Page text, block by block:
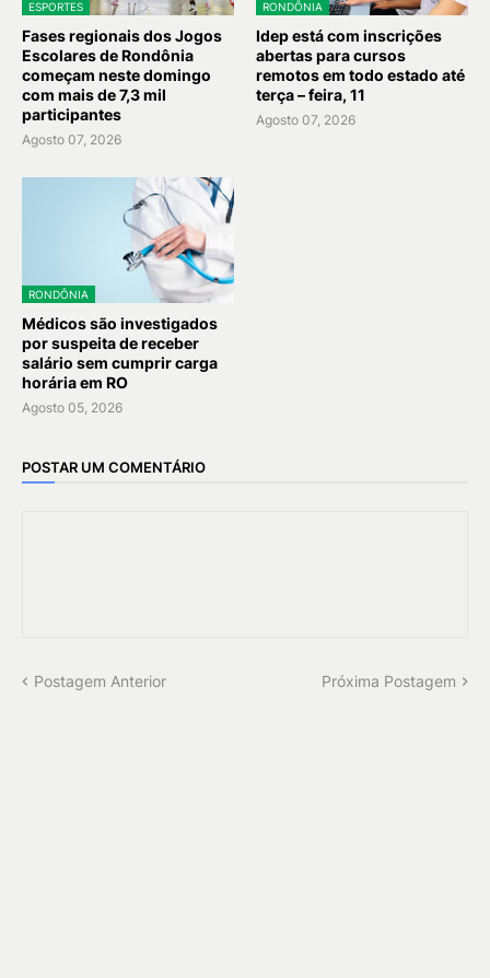
ESPORTES
Fases regionais dos Jogos
Escolares de Rondônia
começam neste domingo
com mais de 7,3 mil
participantes
Agosto 07, 2026
RONDÔNIA
Idep está com inscrições
abertas para cursos
remotos em todo estado até
terça – feira, 11
Agosto 07, 2026
RONDÔNIA
Médicos são investigados
por suspeita de receber
salário sem cumprir carga
horária em RO
Agosto 05, 2026
POSTAR UM COMENTÁRIO
Postagem Anterior Próxima Postagem